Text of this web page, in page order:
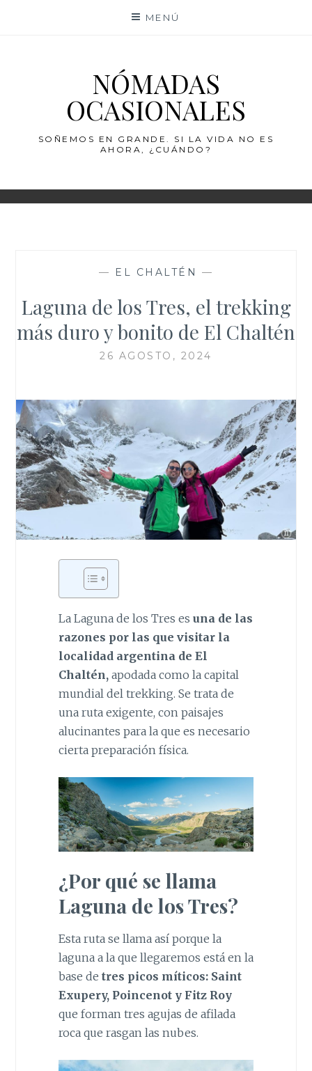
MENÚ
NÓMADAS
OCASIONALES
SOÑEMOS EN GRANDE. SI LA VIDA NO ES
AHORA, ¿CUÁNDO?
— EL CHALTÉN —
Laguna de los Tres, el trekking
más duro y bonito de El Chaltén
26 AGOSTO, 2024
La Laguna de los Tres es una de las
razones por las que visitar la
localidad argentina de El
Chaltén, apodada como la capital
mundial del trekking. Se trata de
una ruta exigente, con paisajes
alucinantes para la que es necesario
cierta preparación física.
¿Por qué se llama
Laguna de los Tres?
Esta ruta se llama así porque la
laguna a la que llegaremos está en la
base de tres picos míticos: Saint
Exupery, Poincenot y Fitz Roy
que forman tres agujas de afilada
roca que rasgan las nubes.